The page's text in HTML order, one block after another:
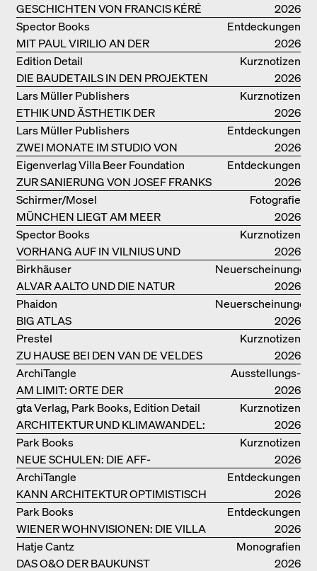
GESCHICHTEN VON FRANCIS KÉRÉ
2026
Entdeckungen
MIT PAUL VIRILIO AN DER
ATLANTIKKÜSTE
Spector Books
2026
Kurznotizen
DIE BAUDETAILS IN DEN PROJEKTEN
VON HERZOG & DE MEURON
Edition Detail
2026
Kurznotizen
ETHIK UND ÄSTHETIK DER
LANDSCHAFT: ROBERTO BURLE
MARX
Lars Müller Publishers
2026
Entdeckungen
ZWEI MONATE IM STUDIO VON
OSCAR NIEMEYER AN DER
COPACABANA
Lars Müller Publishers
2026
Entdeckungen
ZUR SANIERUNG VON JOSEF FRANKS
VILLA BEER
Eigenverlag Villa Beer Foundation
2026
Fotografie
MÜNCHEN LIEGT AM MEER
Schirmer/Mosel
2026
Kurznotizen
VORHANG AUF IN VILNIUS UND
MINSK!
Spector Books
2026
Neuerscheinungen
ALVAR AALTO UND DIE NATUR
Birkhäuser
2026
Neuerscheinungen
BIG ATLAS
Phaidon
2026
Kurznotizen
ZU HAUSE BEI DEN VAN DE VELDES
Prestel
2026
Ausstellungs­
kataloge
AM LIMIT: ORTE DER
LEBENSMITTELPRODUKTION
ArchiTangle
2026
Kurznotizen
ARCHITEKTUR UND KLIMAWANDEL:
WEITERE BUCHEMPFEHLUNGEN
gta Verlag, Park Books, Edition Detail
2026
Kurznotizen
NEUE SCHULEN: DIE AFF-
MONOGRAFIE
Park Books
2026
Entdeckungen
KANN ARCHITEKTUR OPTIMISTISCH
SEIN?
ArchiTangle
2026
Entdeckungen
WIENER WOHNVISIONEN: DIE VILLA
REZEK
Park Books
2026
Monografien
DAS O&O DER BAUKUNST
Hatje Cantz
2026